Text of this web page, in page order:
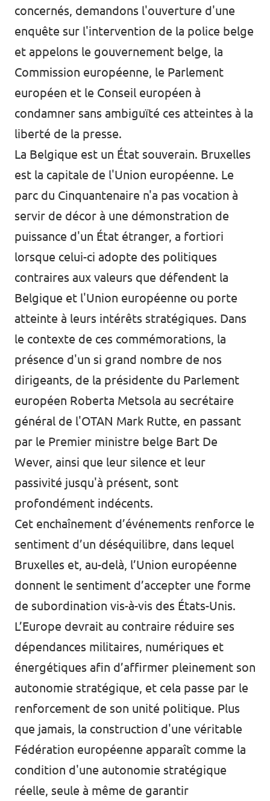
concernés, demandons l'ouverture d'une
enquête sur l'intervention de la police belge
et appelons le gouvernement belge, la
Commission européenne, le Parlement
européen et le Conseil européen à
condamner sans ambiguïté ces atteintes à la
liberté de la presse.
La Belgique est un État souverain. Bruxelles
est la capitale de l'Union européenne. Le
parc du Cinquantenaire n'a pas vocation à
servir de décor à une démonstration de
puissance d'un État étranger, a fortiori
lorsque celui-ci adopte des politiques
contraires aux valeurs que défendent la
Belgique et l'Union européenne ou porte
atteinte à leurs intérêts stratégiques. Dans
le contexte de ces commémorations, la
présence d'un si grand nombre de nos
dirigeants, de la présidente du Parlement
européen Roberta Metsola au secrétaire
général de l'OTAN Mark Rutte, en passant
par le Premier ministre belge Bart De
Wever, ainsi que leur silence et leur
passivité jusqu'à présent, sont
profondément indécents.
Cet enchaînement d’événements renforce le
sentiment d’un déséquilibre, dans lequel
Bruxelles et, au-delà, l’Union européenne
donnent le sentiment d’accepter une forme
de subordination vis-à-vis des États-Unis.
L’Europe devrait au contraire réduire ses
dépendances militaires, numériques et
énergétiques afin d’affirmer pleinement son
autonomie stratégique, et cela passe par le
renforcement de son unité politique. Plus
que jamais, la construction d'une véritable
Fédération européenne apparaît comme la
condition d'une autonomie stratégique
réelle, seule à même de garantir